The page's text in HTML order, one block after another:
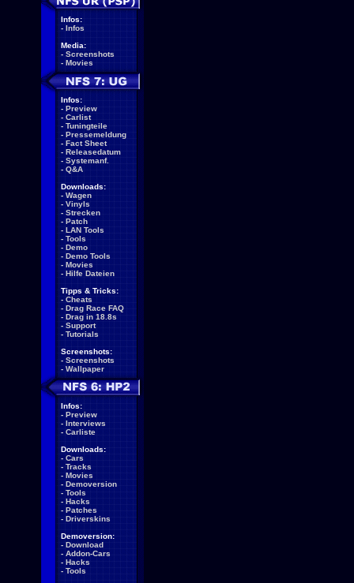
Infos:
- Infos
Media:
- Screenshots
- Movies
Infos:
- Preview
- Carlist
- Tuningteile
- Pressemeldung
- Fact Sheet
- Releasedatum
- Systemanf.
- Q&A
Downloads:
- Wagen
- Vinyls
- Strecken
- Patch
- LAN Tools
- Tools
- Demo
- Demo Tools
- Movies
- Hilfe Dateien
Tipps & Tricks:
- Cheats
- Drag Race FAQ
- Drag in 18.8s
- Support
- Tutorials
Screenshots:
- Screenshots
- Wallpaper
Infos:
- Preview
- Interviews
- Carliste
Downloads:
- Cars
- Tracks
- Movies
- Demoversion
- Tools
- Hacks
- Patches
- Driverskins
Demoversion:
- Download
- Addon-Cars
- Hacks
- Tools